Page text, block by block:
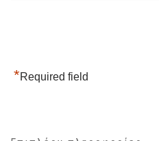
*Required field